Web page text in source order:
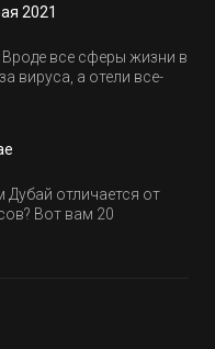
2021
все сферы жизни в
вируса, а отели все-
заезды дают промо-
Дубай отличается от
Вот вам 20